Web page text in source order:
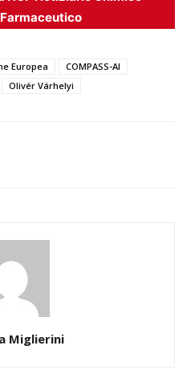
Farmaceutico
Europea
COMPASS-AI
Olivér Várhelyi
Miglierini